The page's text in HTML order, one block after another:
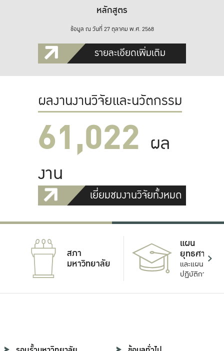
หลักสูตร
ข้อมูล ณ วันที่ 27 ตุลาคม พ.ศ. 2568
รายละเอียดเพิ่มเติม
ผลงานงานวิจัยและนวัตกรรม
61,022 ผล
งาน
เยี่ยมชมงานวิจัยทั้งหมด
สภา
มหาวิทยาลัย
แผน
ยุทธศาสตร์
และแผน
ปฏิบัติการ